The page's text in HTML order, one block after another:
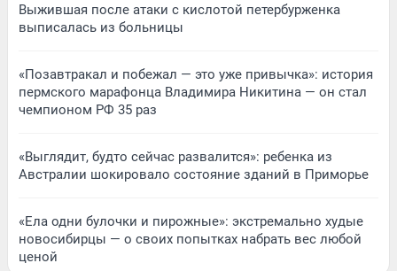
Выжившая после атаки с кислотой петербурженка
выписалась из больницы
«Позавтракал и побежал — это уже привычка»: история
пермского марафонца Владимира Никитина — он стал
чемпионом РФ 35 раз
«Выглядит, будто сейчас развалится»: ребенка из
Австралии шокировало состояние зданий в Приморье
«Ела одни булочки и пирожные»: экстремально худые
новосибирцы — о своих попытках набрать вес любой
ценой